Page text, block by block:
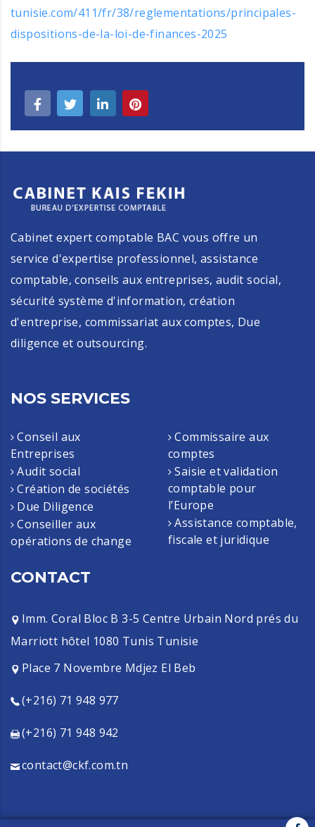
tunisie.com/411/fr/38/reglementations/principales-
dispositions-de-la-loi-de-finances-2025
Cabinet expert comptable BAC vous offre un
service d'expertise professionnel, assistance
comptable, conseils aux entreprises, audit social,
sécurité système d'information, création
d'entreprise, commissariat aux comptes, Due
diligence et outsourcing.
NOS SERVICES
Conseil aux
Entreprises
Audit social
Création de sociétés
Due Diligence
Conseiller aux
opérations de change
Commissaire aux
comptes
Saisie et validation
comptable pour
l’Europe
Assistance comptable,
fiscale et juridique
CONTACT
Imm. Coral Bloc B 3-5 Centre Urbain Nord prés du
Marriott hôtel 1080 Tunis Tunisie
Place 7 Novembre Mdjez El Beb
(+216) 71 948 977
(+216) 71 948 942
contact@ckf.com.tn